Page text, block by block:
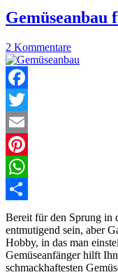
Gemüseanbau
2 Kommentare
Facebook
Twitter
Email
Pinterest
WhatsApp
Teilen
Bereit für den Sprung in
entmutigend sein, aber
Hobby, in das man
Gemüseanfänger hilft
schmackhaftesten